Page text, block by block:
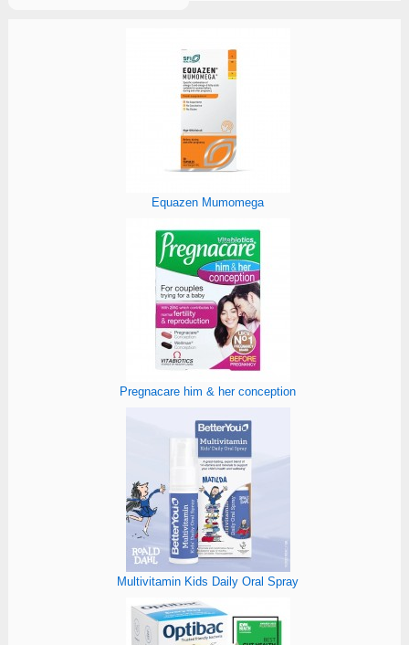
Equazen Mumomega
Pregnacare him & her conception
Multivitamin Kids Daily Oral Spray